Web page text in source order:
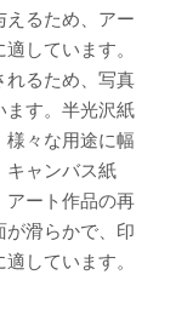
えるため、アー
しています。
れるため、写真
ます。半光沢紙
様々な用途に幅
キャンバス紙
アート作品の再
滑らかで、印
しています。